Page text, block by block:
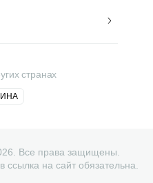
странах
Все права защищены.
на сайт обязательна.